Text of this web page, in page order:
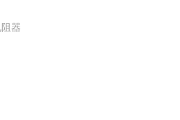
器